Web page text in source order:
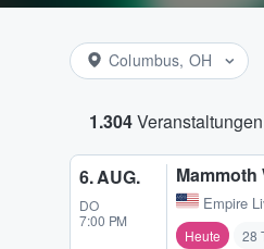
Columbus, OH
1.304
6. AUG.
DO
7:00 PM
Mammoth
Empire
Heute 28